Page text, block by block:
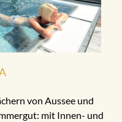
von Aussee und
mit Innen- und